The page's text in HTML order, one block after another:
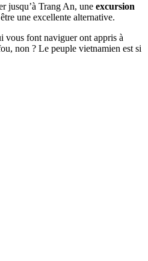
jusqu’à Trang An, une excursion
une excellente alternative.
vous font naviguer ont appris à
non ? Le peuple vietnamien est si